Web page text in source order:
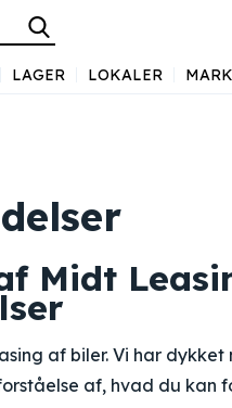
LAGER LOKALER
Midt
af biler. Vi har dykket
af, hvad du kan